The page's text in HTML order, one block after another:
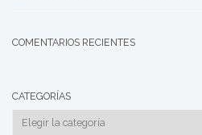
COMENTARIOS RECIENTES
CATEGORÍAS